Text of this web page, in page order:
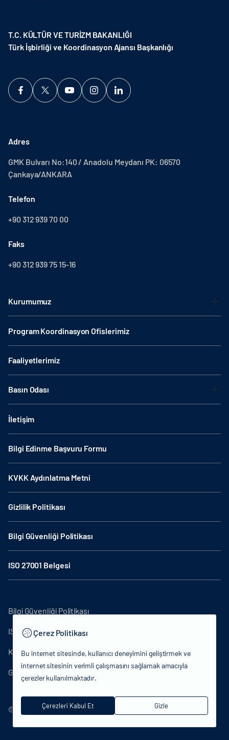
T.C. KÜLTÜR VE TURİZM BAKANLIĞI
Türk İşbirliği ve Koordinasyon Ajansı Başkanlığı
Adres
GMK Bulvarı No:140 / Anadolu Meydanı PK: 06570
Çankaya/ANKARA
Telefon
+90 312 939 70 00
Faks
+90 312 939 75 15-16
Kurumumuz
Program Koordinasyon Ofislerimiz
Faaliyetlerimiz
Basın Odası
İletişim
Bilgi Edinme Başvuru Formu
KVKK Aydınlatma Metni
Gizlilik Politikası
Bilgi Güvenliği Politikası
ISO 27001 Belgesi
© 2024 T.C.Kültür ve Turizm Bakanlığı - Tüm hakları saklıdır.
Bilgi Güvenliği Politikası
ISO27001
KVKK Aydınlatma Metni
Gizlilik Politikası
Çerez Politikası
Bu internet sitesinde, kullanıcı deneyimini geliştirmek ve
internet sitesinin verimli çalışmasını sağlamak amacıyla
çerezler kullanılmaktadır.
Çerezleri Kabul Et Gizle